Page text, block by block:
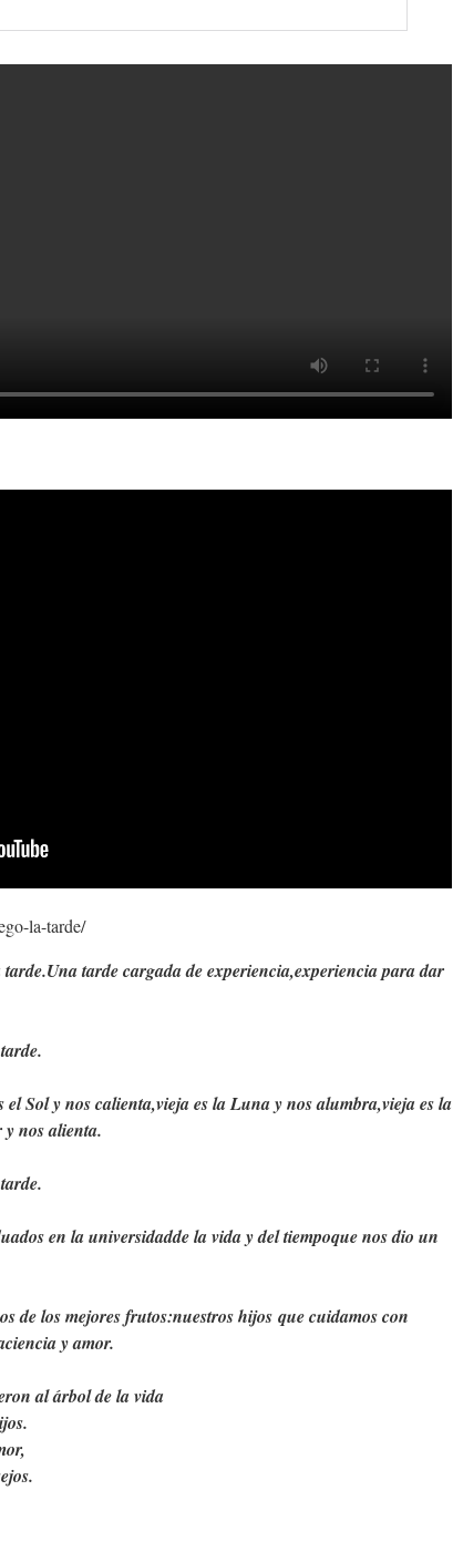
la-tarde/
Una tarde cargada de experiencia,experiencia para dar
el Sol y nos calienta,vieja es la Luna y nos alumbra,vieja es la
y nos alienta.
en la universidadde la vida y del tiempoque nos dio un
de los mejores frutos:nuestros hijos que cuidamos con
y amor.
al árbol de la vida